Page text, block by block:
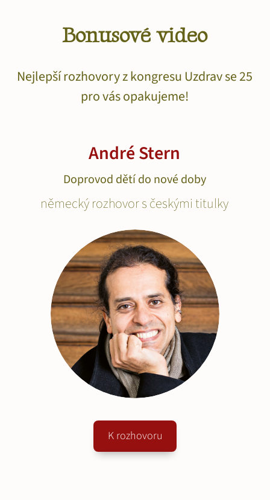
Bonusové video
Nejlepší rozhovory z kongresu Uzdrav se 25
pro vás opakujeme!
André Stern
Doprovod dětí do nové doby
německý rozhovor s českými titulky
K rozhovoru